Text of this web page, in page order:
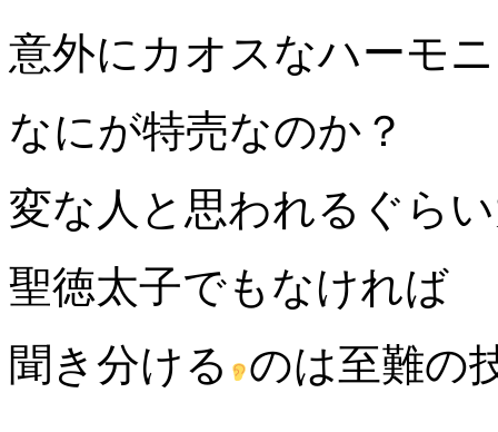
意外にカオスなハーモ
なにが特売なのか？
変な人と思われるぐら
聖徳太子でもなければ
聞き分ける のは至難の